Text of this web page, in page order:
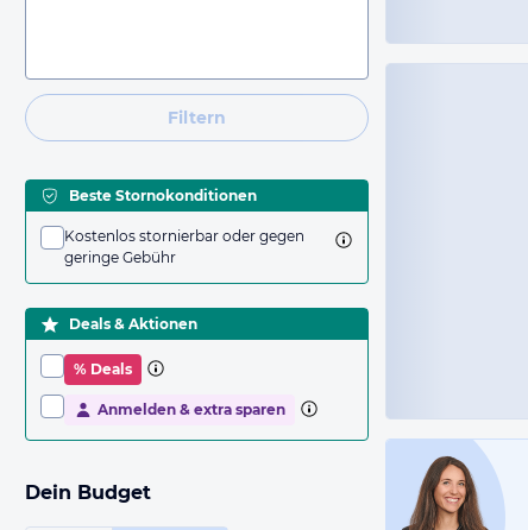
Filtern
Beste Stornokonditionen
Kostenlos stornierbar oder gegen
geringe Gebühr
Deals & Aktionen
% Deals
Anmelden & extra sparen
Dein Budget